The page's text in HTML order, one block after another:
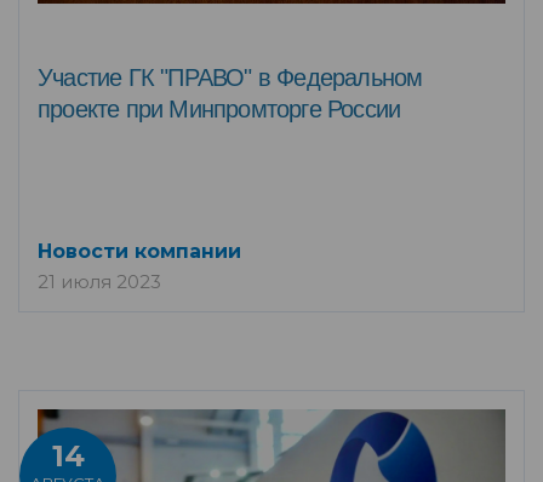
Участие ГК "ПРАВО" в Федеральном
проекте при Минпромторге России
Новости компании
21 июля 2023
14